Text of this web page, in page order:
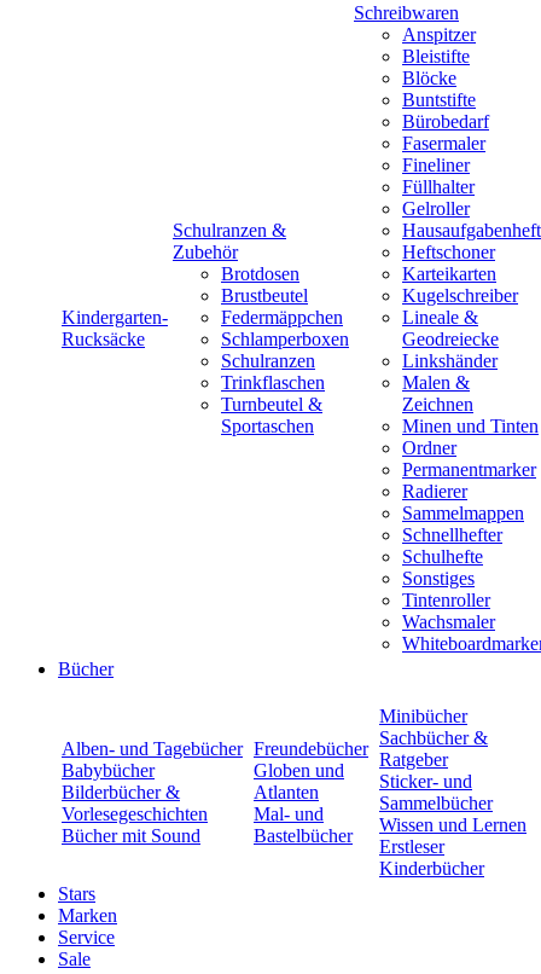
Kindergarten-
Rucksäcke
Schulranzen &
Zubehör
Brotdosen
Brustbeutel
Federmäppchen
Schlamperboxen
Schulranzen
Trinkflaschen
Turnbeutel &
Sportaschen
Schreibwaren
Anspitzer
Bleistifte
Blöcke
Buntstifte
Bürobedarf
Fasermaler
Fineliner
Füllhalter
Gelroller
Hausaufgabenheft
Heftschoner
Karteikarten
Kugelschreiber
Lineale &
Geodreiecke
Linkshänder
Malen &
Zeichnen
Minen und Tinten
Ordner
Permanentmarker
Radierer
Sammelmappen
Schnellhefter
Schulhefte
Sonstiges
Tintenroller
Wachsmaler
Bücher
Alben- und Tagebücher
Babybücher
Bilderbücher &
Vorlesegeschichten
Bücher mit Sound
Freundebücher
Globen und
Atlanten
Mal- und
Bastelbücher
Minibücher
Sachbücher &
Ratgeber
Sticker- und
Sammelbücher
Wissen und Lernen
Erstleser
Kinderbücher
Stars
Marken
Service
Sale